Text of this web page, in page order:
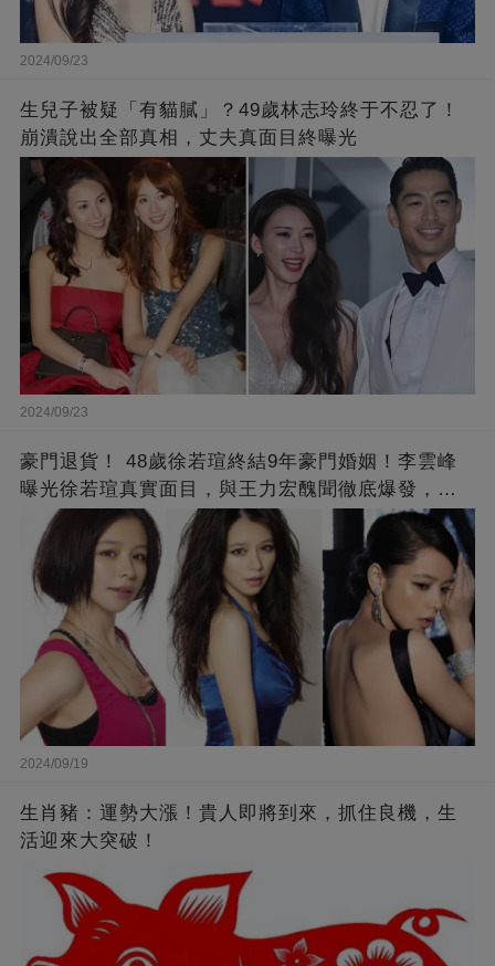
2024/09/23
生兒子被疑「有貓膩」？49歲林志玲終于不忍了！
崩潰說出全部真相，丈夫真面目終曝光
2024/09/23
豪門退貨！ 48歲徐若瑄終結9年豪門婚姻！李雲峰
曝光徐若瑄真實面目，與王力宏醜聞徹底爆發，原
來李靚蕾說的都是真的 ！
2024/09/19
生肖豬：運勢大漲！貴人即將到來，抓住良機，生
活迎來大突破！